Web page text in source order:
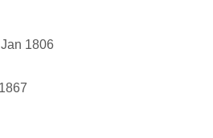
1806